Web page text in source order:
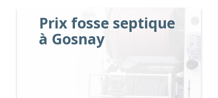
Prix fosse septique
à Gosnay